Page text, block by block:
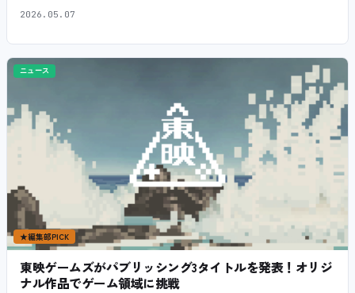
2026.05.07
ニュース
★編集部PICK
東映ゲームズがパブリッシング3タイトルを発表！オリジ
ナル作品でゲーム領域に挑戦